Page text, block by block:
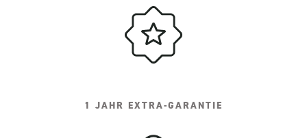
1 JAHR EXTRA-GARANTIE